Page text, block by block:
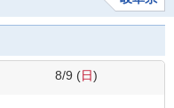
8/9 (日)